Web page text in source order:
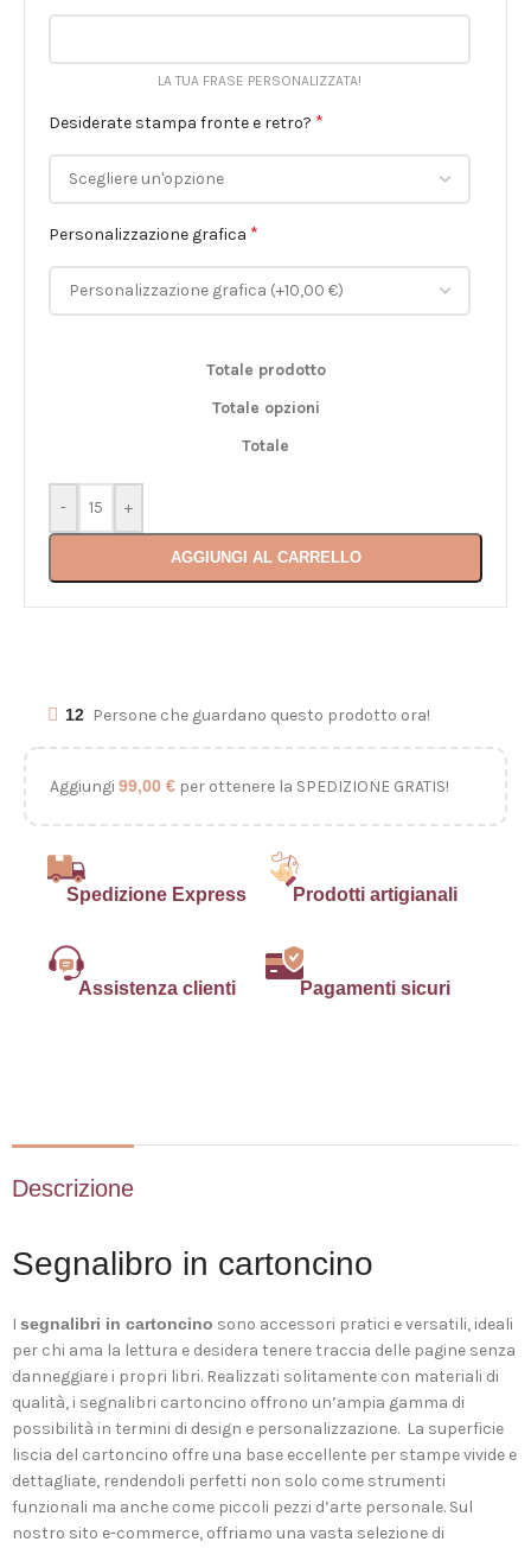
LA TUA FRASE PERSONALIZZATA!
Desiderate stampa fronte e retro? *
Personalizzazione grafica *
Totale prodotto
Totale opzioni
Totale
- +
AGGIUNGI AL CARRELLO
12 Persone che guardano questo prodotto ora!
Aggiungi 99,00 € per ottenere la SPEDIZIONE GRATIS!
Spedizione Express Prodotti artigianali
Assistenza clienti Pagamenti sicuri
Descrizione
Segnalibro in cartoncino
I segnalibri in cartoncino sono accessori pratici e versatili, ideali
per chi ama la lettura e desidera tenere traccia delle pagine senza
danneggiare i propri libri. Realizzati solitamente con materiali di
qualità, i segnalibri cartoncino offrono un’ampia gamma di
possibilità in termini di design e personalizzazione. La superficie
liscia del cartoncino offre una base eccellente per stampe vivide e
dettagliate, rendendoli perfetti non solo come strumenti
funzionali ma anche come piccoli pezzi d’arte personale. Sul
nostro sito e-commerce, offriamo una vasta selezione di